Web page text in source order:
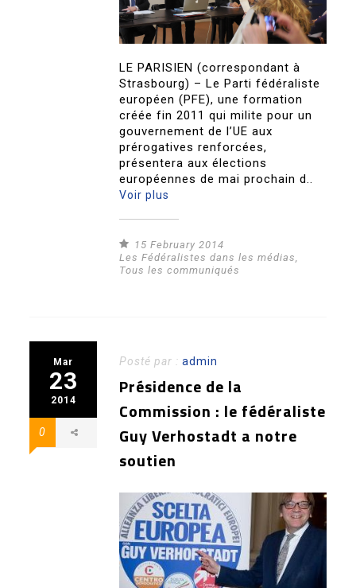
LE PARISIEN (correspondant à
Strasbourg) – Le Parti fédéraliste
européen (PFE), une formation
créée fin 2011 qui milite pour un
gouvernement de l’UE aux
prérogatives renforcées,
présentera aux élections
européennes de mai prochain d..
Voir plus
15 February 2014
Les Fédéralistes dans les médias
Tous les communiqués
Mar
23
2014
0
Posté par :admin
Présidence de la
Commission : le fédéraliste
Guy Verhostadt a notre
soutien